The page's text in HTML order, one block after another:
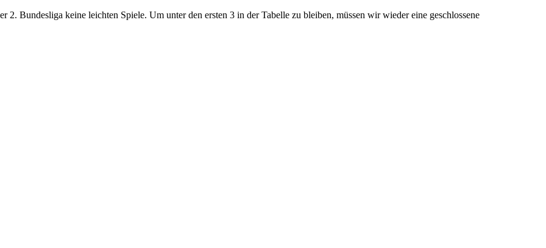
Bundesliga keine leichten Spiele. Um unter den ersten 3 in der Tabelle zu bleiben, müssen wir wieder eine geschlossene